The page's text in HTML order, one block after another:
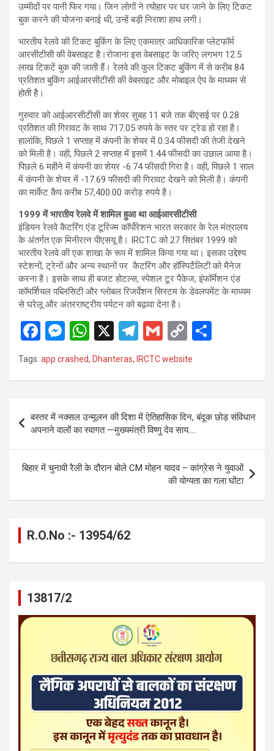
उम्मीदों पर पानी फिर गया। जिन लोगों ने त्योहार पर घर जाने के लिए टिकट
बुक करने की योजना बनाई थी, उन्हें बड़ी निराशा हाथ लगी।
भारतीय रेलवे की टिकट बुकिंग के लिए एकमात्र आधिकारिक प्लेटफॉर्म
आरसीटीसी की वेबसाइट है।रोजाना इस वेबसाइट के जरिए लगभग 12.5
लाख टिकटें बुक की जाती हैं। रेलवे की कुल टिकट बुकिंग में से करीब 84
प्रतिशत बुकिंग आईआरसीटीसी की वेबसाइट और मोबाइल ऐप के माध्यम से
होती है।
गुरुवार को आईआरसीटीसी का शेयर सुबह 11 बजे तक बीएसई पर 0.28
प्रतिशत की गिरावट के साथ 717.05 रुपये के स्तर पर ट्रेड हो रहा है।
हालांकि, पिछले 1 सप्ताह में कंपनी के शेयर में 0.34 फीसदी की तेजी देखने
को मिली है। वही, पिछले 2 सप्ताह में इसमें 1.44 फीसदी का उछाल आया है।
पिछले 6 महीने में कंपनी का शेयर -6.74 फीसदी गिरा है। वही, पिछले 1 साल
में कंपनी के शेयर में -17.69 फीसदी की गिरावट देखने को मिली है। कंपनी
का मार्केट कैप करीब 57,400.00 करोड़ रुपये है।
1999 में भारतीय रेलवे में शामिल हुआ था आईआरसीटीसी
इंडियन रेलवे कैटरिंग एंड टूरिज्म कॉर्पोरेशन भारत सरकार के रेल मंत्रालय
के अंतर्गत एक मिनीरत्न पीएसयू है। IRCTC को 27 सितंबर 1999 को
भारतीय रेलवे की एक शाखा के रूप में शामिल किया गया था। इसका उद्देश्य
स्टेशनों, ट्रेनों और अन्य स्थानों पर कैटरिंग और हॉस्पिटैलिटी को मैनेज
करना है। इसके साथ ही बजट होटल्स, स्पेशल टूर पैकेज, इंफॉर्मेशन एंड
कॉमर्शियल पब्लिसिटी और ग्लोबल रिजर्वेशन सिस्टम के डेवलपमेंट के माध्यम
से घरेलू और अंतरराष्ट्रीय पर्यटन को बढ़ावा देना है।
F
ce
o
o
k
M
es
se
g
er
W
h
at
A
p
p
X
T
el
e
a
m
G
m
ail
C
py
n
k
Tags: app crashed, Dhanteras, IRCTC website
navigation
बस्तर में नक्सल उन्मूलन की दिशा में ऐतिहासिक दिन, बंदूक छोड़ संविधान
अपनाने वालों का स्वागत —मुख्यमंत्री विष्णु देव साय….
बिहार में चुनावी रैली के दौरान बोले CM मोहन यादव – कांग्रेस ने युवाओं
की योग्यता का गला घोंटा
R.O.No :- 13954/62
13817/2